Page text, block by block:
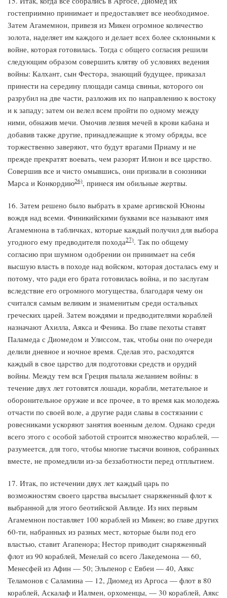
гостеприимно принимает и предоставляет все необходимое.
Затем Агамемнон, привезя из Микен огромное количество
золота, наделяет им каждого и делает всех более склонными к
войне, которая готовилась. Тогда с общего согласия решили
следующим образом совершить клятву об условиях ведения
войны: Калхант, сын Фестора, знающий будущее, приказал
принести на середину площади самца свиньи, которого он
разрубил на две части, разложив их по направлению к востоку
и к западу; затем он велел всем пройти по одному между
ними, обнажив мечи. Омочив лезвия мечей в крови кабана и
добавив также другие, принадлежащие к этому обряды, все
торжественно заверяют, что будут врагами Приаму и не
прежде прекратят воевать, чем разорят Илион и все царство.
Совершив все и чисто омывшись, они призвали в союзники
Марса и Конкордию26), принеся им обильные жертвы.
16. Затем решено было выбрать в храме аргивской Юноны
вождя над всеми. Финикийскими буквами все называют имя
Агамемнона в табличках, которые каждый получил для выбора
угодного ему предводителя похода27). Так по общему
согласию при шумном одобрении он принимает на себя
высшую власть в походе над войском, которая досталась ему и
потому, что ради его брата готовилась война, и по заслугам
вследствие его огромного могущества, благодаря чему он
считался самым великим и знаменитым среди остальных
греческих царей. Затем вождями и предводителями кораблей
назначают Ахилла, Аякса и Феника. Во главе пехоты ставят
Паламеда с Диомедом и Улиссом, так, чтобы они по очереди
делили дневное и ночное время. Сделав это, расходятся
каждый в свое царство для подготовки средств и орудий
войны. Между тем вся Греция пылала желанием войны: в
течение двух лет готовятся лошади, корабли, метательное и
оборонительное оружие и все прочее, в то время как молодежь
отчасти по своей воле, а другие ради славы в состязании с
ровесниками ускоряют занятия военным делом. Однако среди
всего этого с особой заботой строится множество кораблей, —
разумеется, для того, чтобы многие тысячи воинов, собранных
вместе, не промедлили из-за беззаботности перед отплытием.
17. Итак, по истечении двух лет каждый царь по
возможностям своего царства высылает снаряженный флот к
выбранной для этого беотийской Авлиде. Из них первым
Агамемнон поставляет 100 кораблей из Микен; во главе других
60-ти, набранных из разных мест, которые были под его
властью, ставит Агапенора; Нестор приводит снаряженный
флот из 90 кораблей, Менелай со всего Лакедемона — 60,
Менесфей из Афин — 50; Эльпенор с Евбеи — 40, Аякс
Теламонов с Саламина — 12, Диомед из Аргоса — флот в 80
кораблей, Аскалаф и Иалмен, орхоменцы, — 30 кораблей, Аякс